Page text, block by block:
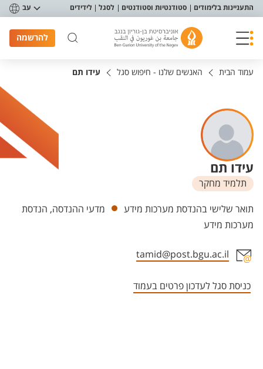
תפריט נגישות
התעניינות בלימודים סטודנטיות וסטודנטים לסגל לידידים עב
להרשמה
עמוד הבית האנשים שלנו - חיפוש סגל עידו תם
עידו תם
תלמיד מחקר
יחידות
תואר שלישי בהנדסת מערכות מידע
מדעי ההנדסה, הנדסת
מערכות מידע
tamid@post.bgu.ac.il
כניסת סגל לעדכון פרטים בעמוד